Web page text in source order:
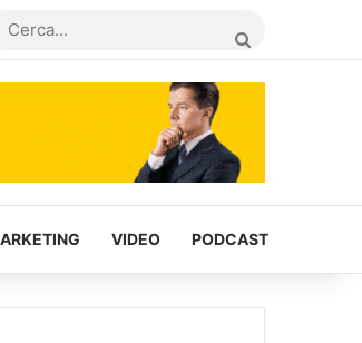
laterale
VIDEO PODCAST